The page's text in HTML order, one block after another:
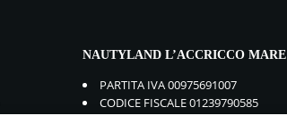
NAUTYLAND L’ACCRICCO MARE
PARTITA IVA 00975691007
CODICE FISCALE 01239790585